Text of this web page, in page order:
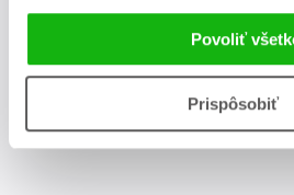
Povoliť
Prispôsobiť